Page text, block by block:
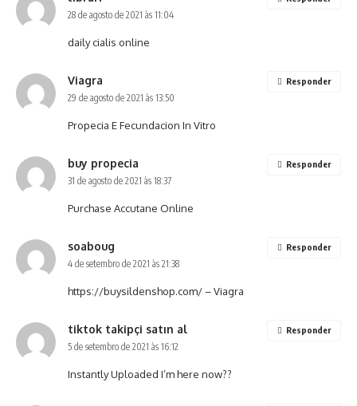
28 de agosto de 2021 às 11:04
daily cialis online
Viagra
29 de agosto de 2021 às 13:50
Propecia E Fecundacion In Vitro
Responder
buy propecia
31 de agosto de 2021 às 18:37
Purchase Accutane Online
Responder
soaboug
4 de setembro de 2021 às 21:38
https://buysildenshop.com/– Viagra
Responder
tiktok takipçi satın al
5 de setembro de 2021 às 16:12
Instantly Uploaded I’m here now??
Responder